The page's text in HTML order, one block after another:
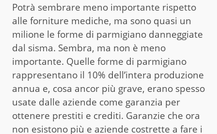
Potrà sembrare meno importante rispetto
alle forniture mediche, ma sono quasi un
milione le forme di parmigiano danneggiate
dal sisma. Sembra, ma non è meno
importante. Quelle forme di parmigiano
rappresentano il 10% dell’intera produzione
annua e, cosa ancor più grave, erano spesso
usate dalle aziende come garanzia per
ottenere prestiti e crediti. Garanzie che ora
non esistono più e aziende costrette a fare i